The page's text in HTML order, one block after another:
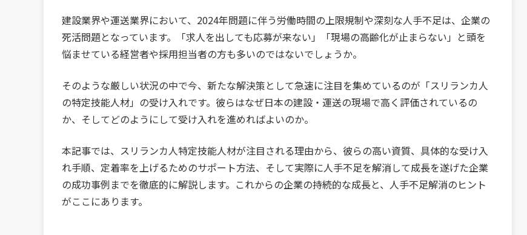
建設業界や運送業界において、2024年問題に伴う労働時間の上限規制や深刻な人手不足は、企業の
死活問題となっています。「求人を出しても応募が来ない」「現場の高齢化が止まらない」と頭を
悩ませている経営者や採用担当者の方も多いのではないでしょうか。
そのような厳しい状況の中で今、新たな解決策として急速に注目を集めているのが「スリランカ人
の特定技能人材」の受け入れです。彼らはなぜ日本の建設・運送の現場で高く評価されているの
か、そしてどのようにして受け入れを進めればよいのか。
本記事では、スリランカ人特定技能人材が注目される理由から、彼らの高い資質、具体的な受け入
れ手順、定着率を上げるためのサポート方法、そして実際に人手不足を解消して成長を遂げた企業
の成功事例までを徹底的に解説します。これからの企業の持続的な成長と、人手不足解消のヒント
がここにあります。